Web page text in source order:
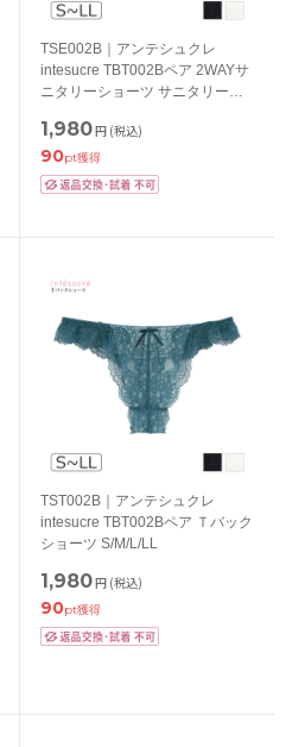
TSE002B｜アンテシュクレ
intesucre TBT002Bペア 2WAYサ
ニタリーショーツ サニタリーシ
1,980円 (税込)
90pt獲得
TST002B｜アンテシュクレ
intesucre TBT002Bペア Ｔバック
ショーツ S/M/L/LL
1,980円 (税込)
90pt獲得